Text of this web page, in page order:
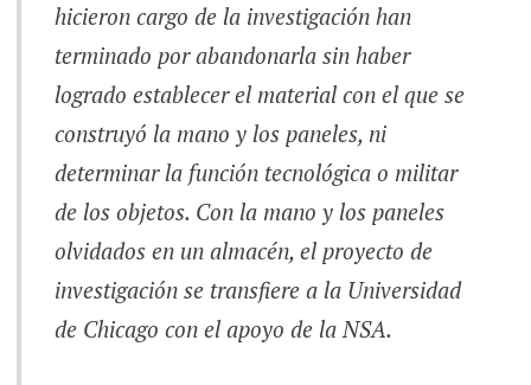
hicieron cargo de la investigación han
terminado por abandonarla sin haber
logrado establecer el material con el que se
construyó la mano y los paneles, ni
determinar la función tecnológica o militar
de los objetos. Con la mano y los paneles
olvidados en un almacén, el proyecto de
investigación se transfiere a la Universidad
de Chicago con el apoyo de la NSA.